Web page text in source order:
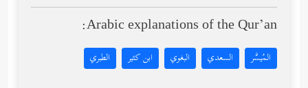
Arabic explanations of the Qur’an:
المُيسَّر السعدي البغوي ابن كثير الطبري